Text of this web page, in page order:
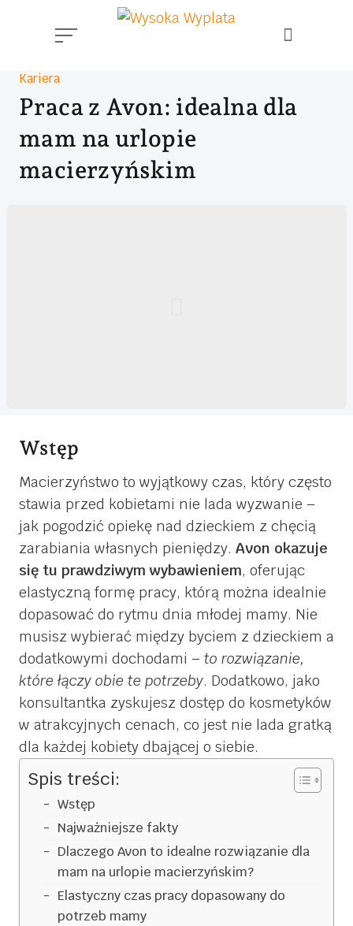
Kategoria
Kariera
Praca z Avon: idealna dla
mam na urlopie
macierzyńskim
Wstęp
Macierzyństwo to wyjątkowy czas, który często
stawia przed kobietami nie lada wyzwanie –
jak pogodzić opiekę nad dzieckiem z chęcią
zarabiania własnych pieniędzy. Avon okazuje
się tu prawdziwym wybawieniem, oferując
elastyczną formę pracy, którą można idealnie
dopasować do rytmu dnia młodej mamy. Nie
musisz wybierać między byciem z dzieckiem a
dodatkowymi dochodami – to rozwiązanie,
które łączy obie te potrzeby. Dodatkowo, jako
konsultantka zyskujesz dostęp do kosmetyków
w atrakcyjnych cenach, co jest nie lada gratką
dla każdej kobiety dbającej o siebie.
Spis treści:
Wstęp
Najważniejsze fakty
Dlaczego Avon to idealne rozwiązanie dla
mam na urlopie macierzyńskim?
Elastyczny czas pracy dopasowany do
potrzeb mamy